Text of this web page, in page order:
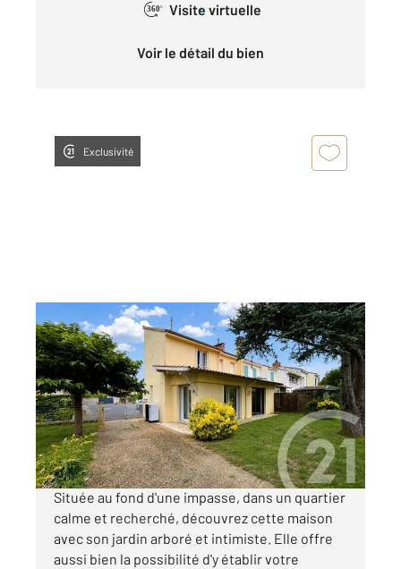
360° Visite virtuelle
Voir le détail du bien
Exclusivité
ALBI 81
131 m2, 6 pièces
Ref : 2220
Maison à vendre
225 000 €
Visiter le site dédié
Située au fond d'une impasse, dans un quartier
calme et recherché, découvrez cette maison
avec son jardin arboré et intimiste. Elle offre
aussi bien la possibilité d'y établir votre